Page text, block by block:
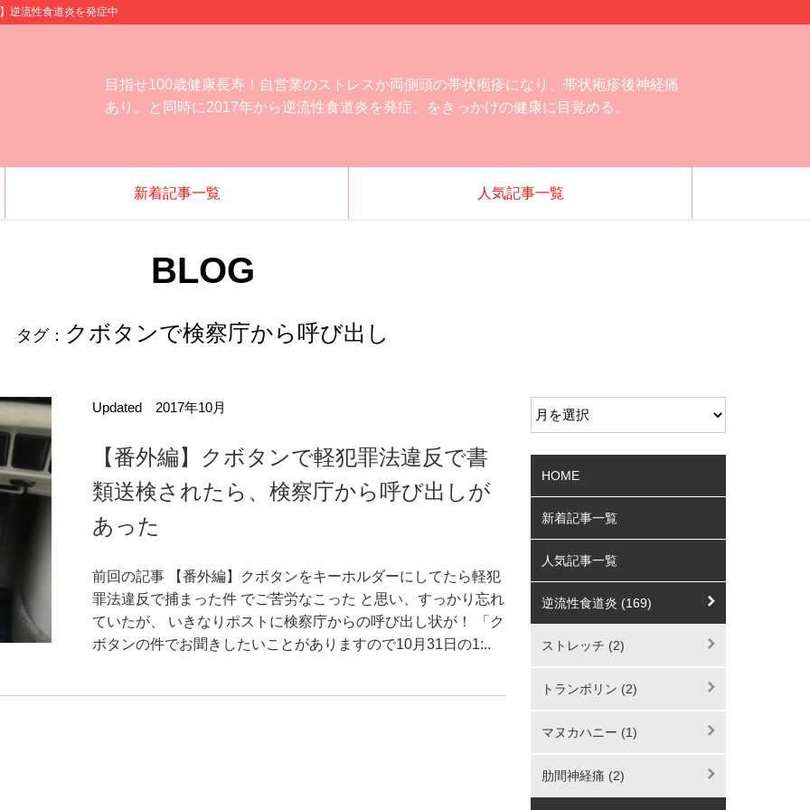
逆流性食道炎を発症中
目指せ100歳健康長寿！自営業のストレスか両側頭の帯状疱疹になり、帯状疱疹後神経痛
あり。と同時に2017年から逆流性食道炎を発症。をきっかけの健康に目覚める。
新着記事一覧 人気記事一覧
BLOG
タグ： クボタンで検察庁から呼び出し
Updated 2017年10月
【番外編】クボタンで軽犯罪法違反で書
類送検されたら、検察庁から呼び出しが
あった
前回の記事 【番外編】クボタンをキーホルダーにしてたら軽犯
罪法違反で捕まった件 でご苦労なこった と思い、すっかり忘れ
ていたが、 いきなりポストに検察庁からの呼び出し状が！ 「ク
ボタンの件でお聞きしたいことがありますので10月31日の1:..
HOME
新着記事一覧
人気記事一覧
逆流性食道炎 (169)
ストレッチ (2)
トランポリン (2)
マヌカハニー (1)
肋間神経痛 (2)